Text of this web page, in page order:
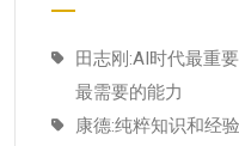
田志刚:AI时代最重
最需要的能力
康德:纯粹知识和经